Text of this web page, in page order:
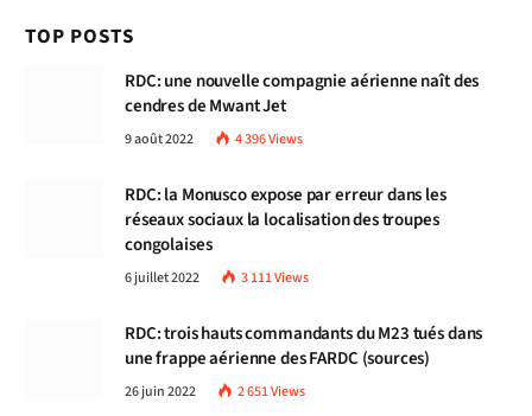
TOP POSTS
RDC: une nouvelle compagnie aérienne naît des
cendres de Mwant Jet
9 août 2022 4 396Views
RDC: la Monusco expose par erreur dans les
réseaux sociaux la localisation des troupes
congolaises
6 juillet 2022 3 111Views
RDC: trois hauts commandants du M23 tués dans
une frappe aérienne des FARDC (sources)
26 juin 2022 2 651Views